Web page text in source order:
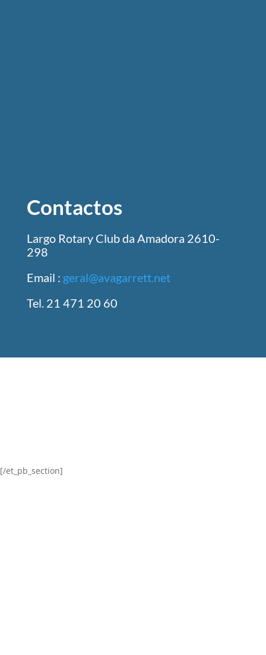
Contactos
Largo Rotary Club da Amadora 2610-
298
Email : geral@avagarrett.net
Tel. 21 471 20 60
[/et_pb_section]